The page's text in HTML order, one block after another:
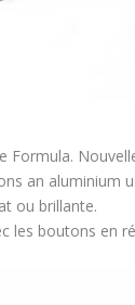
an aluminium
ou brillante.
les boutons en